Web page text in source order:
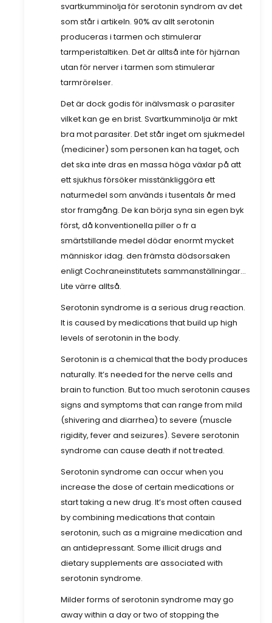
svartkumminolja för serotonin syndrom av det
som står i artikeln. 90% av allt serotonin
produceras i tarmen och stimulerar
tarmperistaltiken. Det är alltså inte för hjärnan
utan för nerver i tarmen som stimulerar
tarmrörelser.
Det är dock godis för inälvsmask o parasiter
vilket kan ge en brist. Svartkumminolja är mkt
bra mot parasiter. Det står inget om sjukmedel
(mediciner) som personen kan ha taget, och
det ska inte dras en massa höga växlar på att
ett sjukhus försöker misstänkliggöra ett
naturmedel som används i tusentals år med
stor framgång. De kan börja syna sin egen byk
först, då konventionella piller o fr a
smärtstillande medel dödar enormt mycket
människor idag. den främsta dödsorsaken
enligt Cochraneinstitutets sammanställningar…
Lite värre alltså.
Serotonin syndrome is a serious drug reaction.
It is caused by medications that build up high
levels of serotonin in the body.
Serotonin is a chemical that the body produces
naturally. It’s needed for the nerve cells and
brain to function. But too much serotonin causes
signs and symptoms that can range from mild
(shivering and diarrhea) to severe (muscle
rigidity, fever and seizures). Severe serotonin
syndrome can cause death if not treated.
Serotonin syndrome can occur when you
increase the dose of certain medications or
start taking a new drug. It’s most often caused
by combining medications that contain
serotonin, such as a migraine medication and
an antidepressant. Some illicit drugs and
dietary supplements are associated with
serotonin syndrome.
Milder forms of serotonin syndrome may go
away within a day or two of stopping the